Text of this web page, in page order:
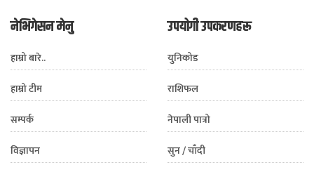
नेभिगेसन मेनु
हाम्रो बारे..
हाम्रो टीम
सम्पर्क
विज्ञापन
उपयोगी उपकरणहरू
युनिकोड
राशिफल
नेपाली पात्रो
सुन / चाँदी